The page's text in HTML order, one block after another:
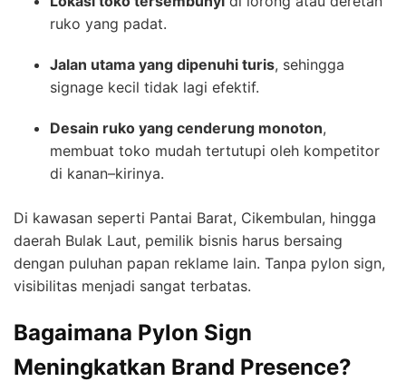
ruko yang padat.
Jalan utama yang dipenuhi turis, sehingga
signage kecil tidak lagi efektif.
Desain ruko yang cenderung monoton,
membuat toko mudah tertutupi oleh kompetitor
di kanan–kirinya.
Di kawasan seperti Pantai Barat, Cikembulan, hingga
daerah Bulak Laut, pemilik bisnis harus bersaing
dengan puluhan papan reklame lain. Tanpa pylon sign,
visibilitas menjadi sangat terbatas.
Bagaimana Pylon Sign
Meningkatkan Brand Presence?